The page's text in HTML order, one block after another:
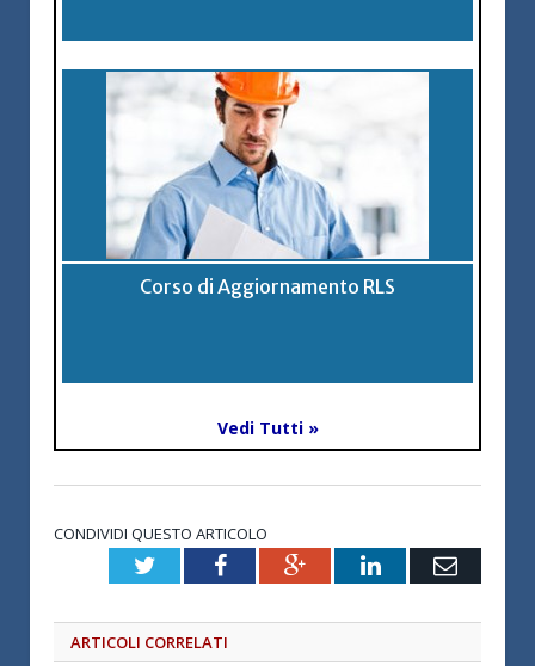
Corso di Aggiornamento RLS
Vedi Tutti »
CONDIVIDI QUESTO ARTICOLO
TwitterFacebookGoogle+LinkedInEmail
ARTICOLI CORRELATI